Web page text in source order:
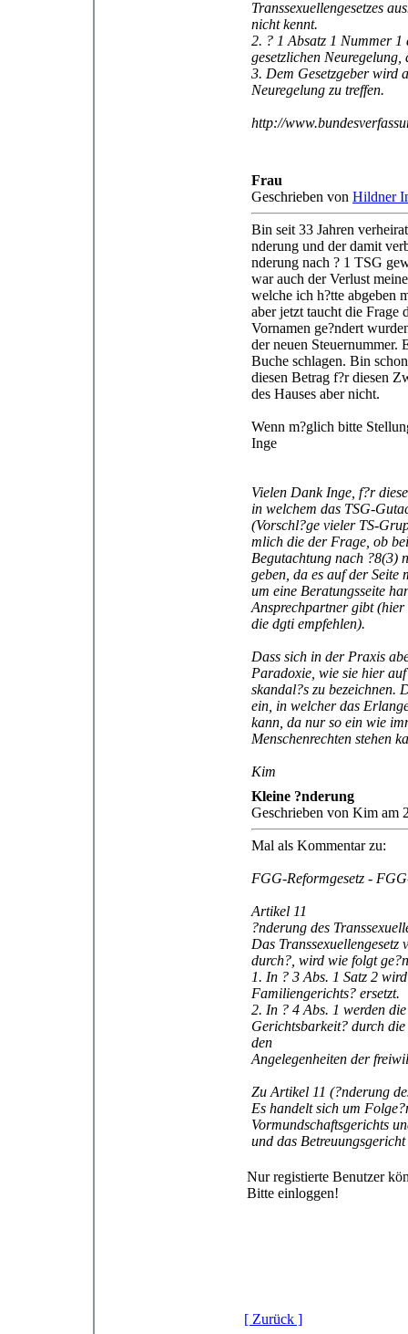
Transsexuellengesetzes
nicht kennt.
2. ? 1 Absatz 1 Nummer 1
gesetzlichen
3. Dem Gesetzgeber wird
Neuregelung zu treffen.
http://
Frau
Geschrieben von Hildner
Bin seit 33 Jahren
nderung und der damit
nderung nach ? 1 TSG
war auch der Verlust
welche ich h?tte abgeben
aber jetzt taucht die Frage
Vornamen ge?ndert
der neuen Steuernummer.
Buche schlagen. Bin
diesen Betrag f?r diesen
des Hauses aber nicht.
Wenn m?glich bitte
Inge
Vielen Dank Inge, f?r
in welchem das TSG-
(Vorschl?ge vieler TS-
mlich die der Frage, ob
Begutachtung nach ?8(3)
geben, da es auf der
um eine Beratungsseite
Ansprechpartner gibt (hier
die dgti empfehlen).
Dass sich in der Praxis
Paradoxie, wie sie hier
skandal?s zu bezeichnen.
ein, in welcher das
kann, da nur so ein wie
Menschenrechten stehen
Kim
Kleine ?nderung
Geschrieben von Kim am
Mal als Kommentar zu:
FGG-Reformgesetz -
Artikel 11
?nderung des
Das
durch?, wird wie folgt
1. In ? 3 Abs. 1 Satz 2
Familiengerichts? ersetzt.
2. In ? 4 Abs. 1 werden
Gerichtsbarkeit? durch
den
Angelegenheiten der
Zu Artikel 11 (?nderung
Es handelt sich um
Vormundschaftsgerichts
und das
Nur registierte Benutzer
Bitte einloggen!
[ Zurück ]